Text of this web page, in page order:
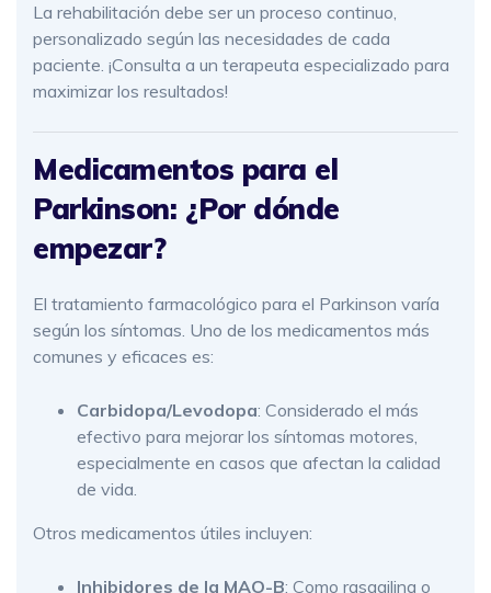
La rehabilitación debe ser un proceso continuo,
personalizado según las necesidades de cada
paciente. ¡Consulta a un terapeuta especializado para
maximizar los resultados!
Medicamentos para el
Parkinson: ¿Por dónde
empezar?
El tratamiento farmacológico para el Parkinson varía
según los síntomas. Uno de los medicamentos más
comunes y eficaces es:
Carbidopa/Levodopa: Considerado el más
efectivo para mejorar los síntomas motores,
especialmente en casos que afectan la calidad
de vida.
Otros medicamentos útiles incluyen:
Inhibidores de la MAO-B: Como rasagilina o